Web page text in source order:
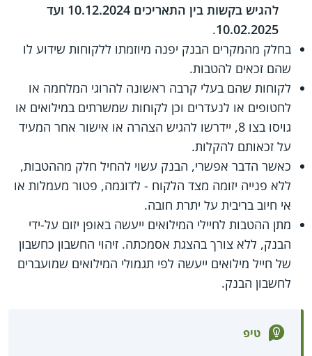
להגיש בקשות בין התאריכים 10.12.2024 ועד
10.02.2025
.
בחלק מהמקרים הבנק יפנה מיוזמתו ללקוחות שידוע לו
שהם זכאים להטבות.
לקוחות שהם בעלי קרבה ראשונה להרוגי המלחמה או
לחטופים או לנעדרים וכן לקוחות שמשרתים במילואים או
גויסו בצו 8, יידרשו להגיש הצהרה או אישור אחר המעיד
על זכאותם להקלות.
כאשר הדבר אפשרי, הבנק עשוי להחיל חלק מההטבות,
ללא פנייה יזומה מצד הלקוח - לדוגמה, פטור מעמלות או
אי חיוב בריבית על יתרת חובה.
מתן ההטבות לחיילי המילואים ייעשה באופן יזום על-ידי
הבנק, ללא צורך בהצגת אסמכתה. זיהוי החשבון כחשבון
של חייל מילואים ייעשה לפי תגמולי המילואים שמועברים
לחשבון הבנק.
טיפ